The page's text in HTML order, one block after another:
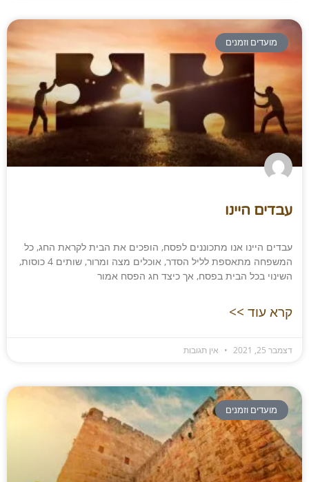
מועדים וזמנים
עבדים היינו
עבדים היינו אנו מתכוננים לפסח, הופכים את הבית לקראת החג, כל
המשפחה מתאספת לליל הסדר, אוכלים מצה ומרור, שותים 4 כוסות,
השינוי בכל הבית בפסח, אך כיצד חג הפסח אמור
קרא עוד >>
דצמבר 25, 2021 אין תגובות
מועדים וזמנים